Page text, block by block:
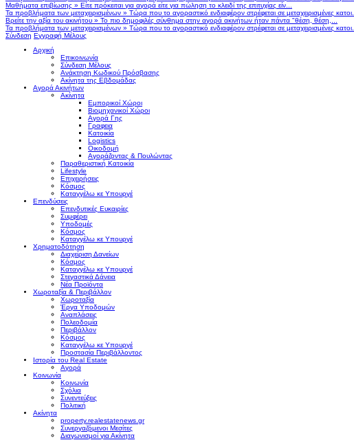
Μαθήματα επιβίωσης » Είτε πρόκειται για αγορά είτε για πώληση το κλειδί της επιτυχίας είν...
Τα προβλήματα των μεταχειρισμένων » Τώρα που το αγοραστικό ενδιαφέρον στρέφεται σε μεταχειρισμένες κατοι...
Βρείτε την αξία του ακινήτου » Το πιο δημοφιλές σύνθημα στην αγορά ακινήτων ήταν πάντα "θέση, θέση,...
Τα προβλήματα των μεταχειρισμένων » Τώρα που το αγοραστικό ενδιαφέρον στρέφεται σε μεταχειρισμένες κατοι...
Σύνδεση Εγγραφή Μέλους
Αρχική
Επικοινωνία
Σύνδεση Μέλους
Ανάκτηση Κωδικού Πρόσβασης
Ακίνητα της Εβδομάδας
Αγορά Ακινήτων
Ακίνητα
Εμπορικοί Χώροι
Βιομηχανικοί Χώροι
Αγορά Γης
Γραφεια
Κατοικία
Logistics
Οικοδομή
Αγοράζοντας & Πουλώντας
Παραθεριστική Κατοικία
Lifestyle
Επιχειρήσεις
Κόσμος
Καταγγέλω κε Υπουργέ
Επενδύσεις
Επενδυτικές Ευκαιρίες
Συμφέρει
Υποδομές
Κόσμος
Καταγγέλω κε Υπουργέ
Χρηματοδότηση
Διαχείριση Δανείων
Κόσμος
Καταγγέλω κε Υπουργέ
Στεγαστικά Δάνεια
Νέα Προϊόντα
Χωροταξία & Περιβάλλον
Χωροταξία
Έργα Υποδομών
Αναπλάσεις
Πολεοδομία
Περιβάλλον
Κόσμος
Καταγγέλω κε Υπουργέ
Προστασία Περιβάλλοντος
Ιστορία του Real Estate
Αγορά
Κοινωνία
Κοινωνία
Σχόλια
Συνεντεύξεις
Πολιτική
Ακίνητα
property.realestatenews.gr
Συνεργαζόμενοι Μεσίτες
Διαγωνισμοί για Ακίνητα